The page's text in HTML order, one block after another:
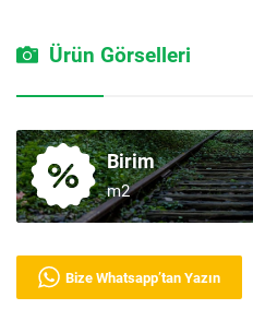
Ürün Görselleri
Birim
m2
Bize Whatsapp’tan Yazın